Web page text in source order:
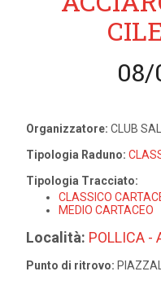
08/
Organizzatore: CLUB
Tipologia Raduno:
Tipologia Tracciato:
CLASSICO
MEDIO CARTACEO
Località: POLLICA -
Punto di ritrovo: